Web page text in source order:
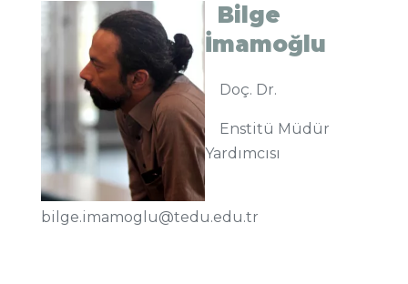
Bilge
İmamoğlu
Doç. Dr.
Enstitü Müdür
Yardımcısı
bilge.imamoglu@tedu.edu.tr